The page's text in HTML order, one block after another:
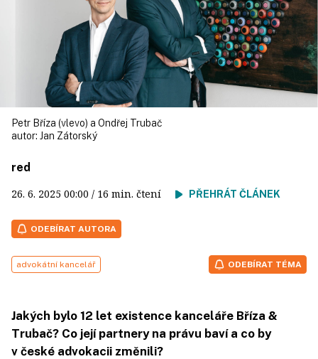
Petr Bříza (vlevo) a Ondřej Trubač
autor: Jan Zátorský
red
26. 6. 2025 00:00 / 16 min. čtení PŘEHRÁT ČLÁNEK
ODEBÍRAT AUTORA
advokátní kancelář ODEBÍRAT TÉMA
Jakých bylo 12 let existence kanceláře Bříza &
Trubač? Co její partnery na právu baví a co by
v české advokacii změnili?